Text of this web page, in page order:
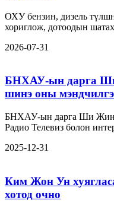
ОХУ бензин, дизель
хориглож, дотоодын
2026-07-31
БНХАУ-ын дарга
шинэ оны
БНХАУ-ын дарга Ши
Радио Телевиз болон
2025-12-31
Ким Жон Ун
хотод очно